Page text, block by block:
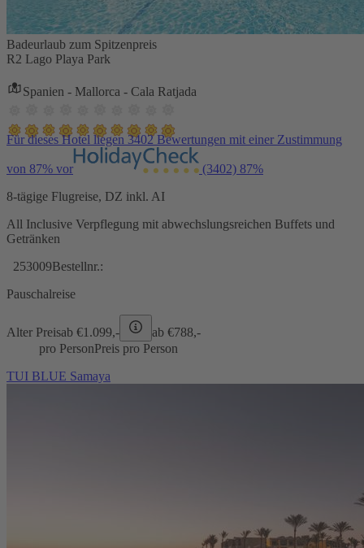
Badeurlaub zum Spitzenpreis
R2 Lago Playa Park
Spanien - Mallorca - Cala Ratjada
Für dieses Hotel liegen 3402 Bewertungen mit einer Zustimmung
von 87% vor (3402) 87%
8-tägige Flugreise, DZ inkl. AI
All Inclusive Verpflegung mit abwechslungsreichen Buffets und
Getränken
253009Bestellnr.:
Pauschalreise
Alter Preisab €1.099,- ab €788,-
pro PersonPreis pro Person
TUI BLUE Samaya